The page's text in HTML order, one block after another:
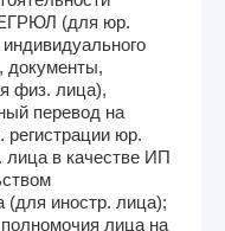
ЕГРЮЛ (для юр.
документы,
физ. лица),
перевод на
регистрации юр.
лица в качестве ИП
(для иностр. лица);
лица на